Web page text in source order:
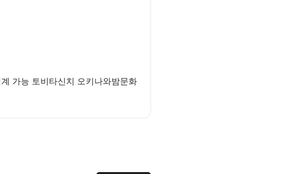
가능 토비타신치 오키나와밤문화